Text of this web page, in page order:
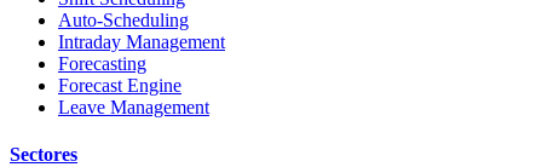
Auto-Scheduling
Intraday Management
Forecasting
Forecast Engine
Leave Management
Sectores